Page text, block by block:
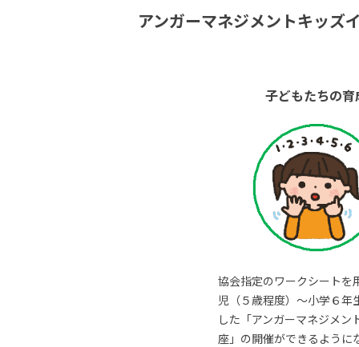
アンガーマネジメントキッズ
子どもたちの育
協会指定のワークシートを
児（５歳程度）～小学６年
した「アンガーマネジメン
座」の開催ができるように